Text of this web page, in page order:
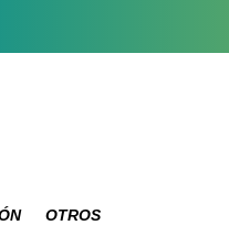
OTROS